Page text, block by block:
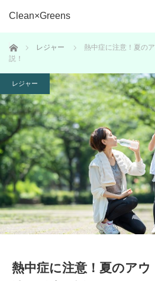
Clean×Greens
ホーム レジャー
熱中症に注意！夏の
説！
レジャー
熱中症に注意！夏のア